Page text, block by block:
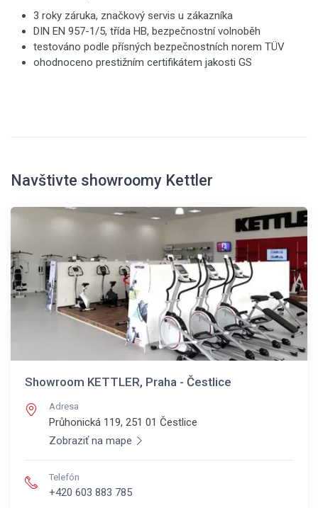
3 roky záruka, značkový servis u zákazníka
DIN EN 957-1/5, třída HB, bezpečnostní volnoběh
testováno podle přísných bezpečnostních norem TÜV
ohodnoceno prestižním certifikátem jakosti GS
Navštivte showroomy Kettler
Showroom KETTLER, Praha - Čestlice
Adresa
Průhonická 119, 251 01 Čestlice
Zobraziť na mape
Telefón
+420 603 883 785